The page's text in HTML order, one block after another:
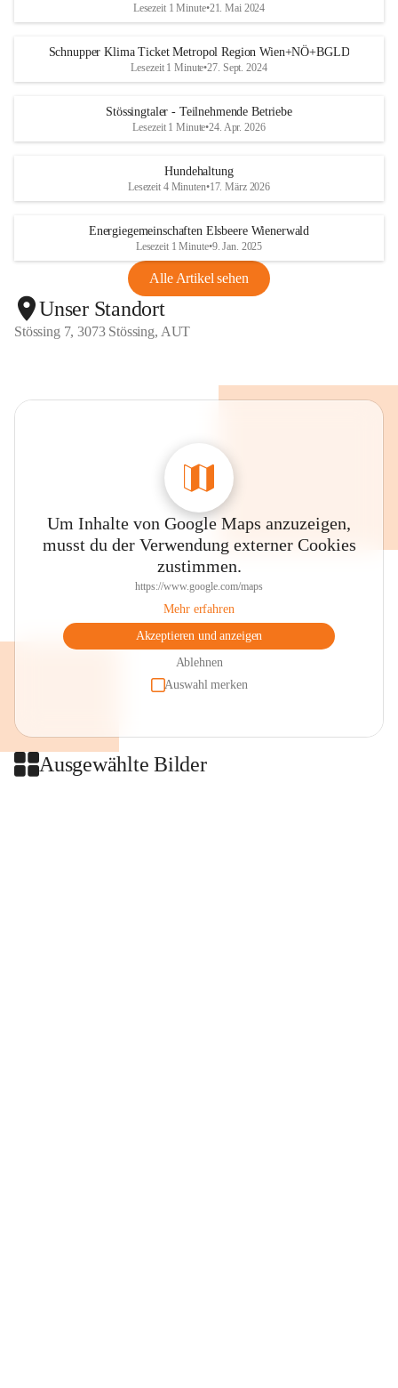
Lesezeit 1 Minute•21. Mai 2024
Schnupper Klima Ticket Metropol Region Wien+NÖ+BGLD
Lesezeit 1 Minute•27. Sept. 2024
Stössingtaler - Teilnehmende Betriebe
Lesezeit 1 Minute•24. Apr. 2026
Hundehaltung
Lesezeit 4 Minuten•17. März 2026
Energiegemeinschaften Elsbeere Wienerwald
Lesezeit 1 Minute•9. Jan. 2025
Alle Artikel sehen
Unser Standort
Stössing 7, 3073 Stössing, AUT
Um Inhalte von Google Maps anzuzeigen,
musst du der Verwendung externer Cookies
zustimmen.
https://www.google.com/maps
Mehr erfahren
Akzeptieren und anzeigen
Ablehnen
Auswahl merken
Ausgewählte Bilder